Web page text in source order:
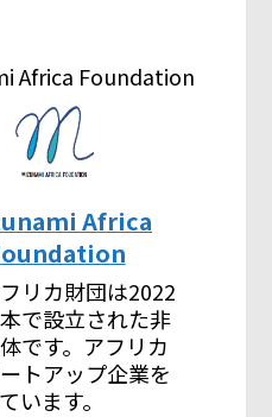
Africa Foundation
Africa
リカ財団は2022
で設立された非
です。アフリカ
トアップ企業を
います。